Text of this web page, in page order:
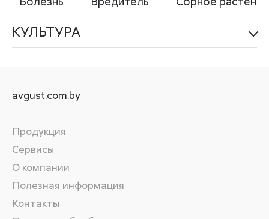
КУЛЬТУРА
avgust.com.by
Продукция
Сервисы
О компании
Полезная информация
Контакты